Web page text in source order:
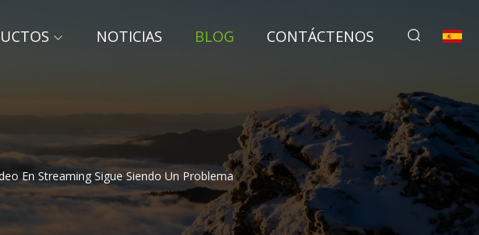
NOTICIAS BLOG CONTÁCTENOS
En Streaming Sigue Siendo Un Problema